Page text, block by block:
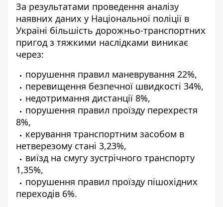
За результатами проведення аналізу
наявних даних у Національної поліції в
Україні більшість дорожньо-транспортних
пригод з тяжкими наслідками виникає
через:
порушення правил маневрування 22%,
перевищення безпечної швидкості 34%,
недотримання дистанції 8%,
порушення правил проїзду перехрестя
8%,
керування транспортним засобом в
нетверезому стані 3,23%,
виїзд на смугу зустрічного транспорту
1,35%,
порушення правил проїзду пішохідних
переходів 6%.